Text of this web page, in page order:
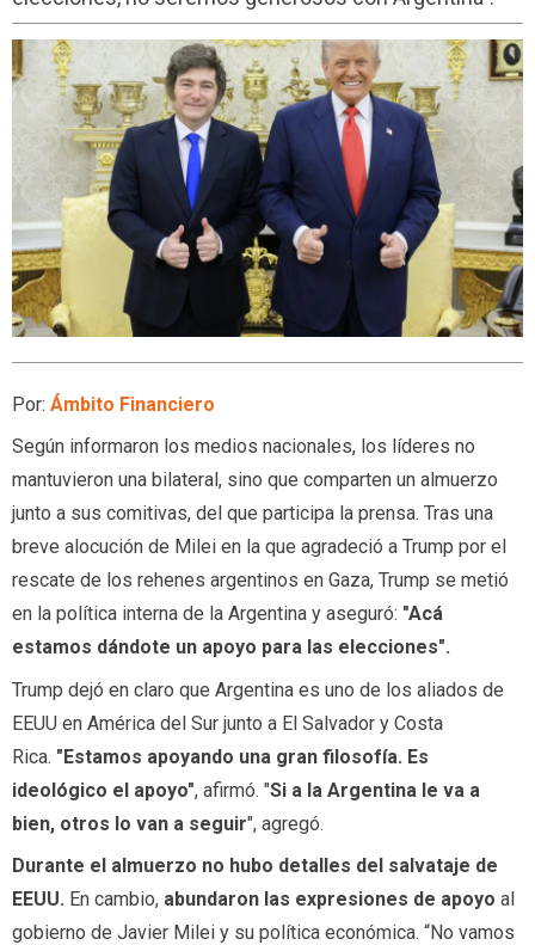
Por: Ámbito Financiero
Según informaron los medios nacionales, los líderes no
mantuvieron una bilateral, sino que comparten un almuerzo
junto a sus comitivas, del que participa la prensa. Tras una
breve alocución de Milei en la que agradeció a Trump por el
rescate de los rehenes argentinos en Gaza, Trump se metió
en la política interna de la Argentina y aseguró: "Acá
estamos dándote un apoyo para las elecciones".
Trump dejó en claro que Argentina es uno de los aliados de
EEUU en América del Sur junto a El Salvador y Costa
Rica. "Estamos apoyando una gran filosofía. Es
ideológico el apoyo", afirmó. "Si a la Argentina le va a
bien, otros lo van a seguir", agregó.
Durante el almuerzo no hubo detalles del salvataje de
EEUU. En cambio, abundaron las expresiones de apoyo al
gobierno de Javier Milei y su política económica. “No vamos